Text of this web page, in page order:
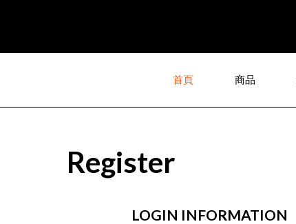
首頁 商品
Register
LOGIN INFORMATION